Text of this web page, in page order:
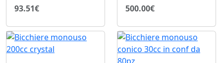
93.51€ 500.00€